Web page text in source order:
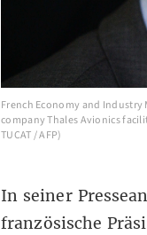
French Economy and Industry
company Thales Avionics
TUCAT / AFP)
In seiner
französische